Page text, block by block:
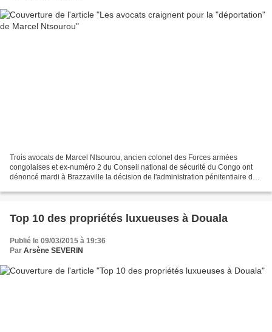
Trois avocats de Marcel Ntsourou, ancien colonel des Forces armées
congolaises et ex-numéro 2 du Conseil national de sécurité du Congo ont
dénoncé mardi à Brazzaville la décision de l'administration pénitentiaire de
Top 10 des propriétés luxueuses à Douala
Publié le 09/03/2015 à 19:36
Par Arsène SEVERIN